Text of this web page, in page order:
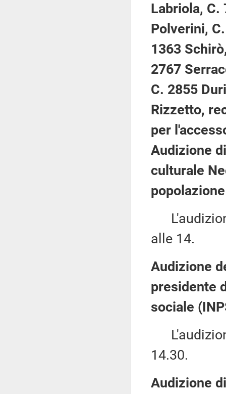
Labriola, C.
Polverini,
1363
2767
C. 2855
Rizzetto,
per
Audizione
culturale
alle 14.
Audizione
presidente
sociale
14.30.
Audizione